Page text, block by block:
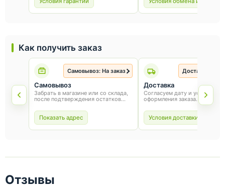
Как получить заказ
Самовывоз: На заказ
Самовывоз
Забрать в магазине или со склада,
после подтверждения остатков
Показать адрес
Доставка: На
Доставка
Согласуем дату и условия
оформления заказа.
Условия доставки
Отзывы